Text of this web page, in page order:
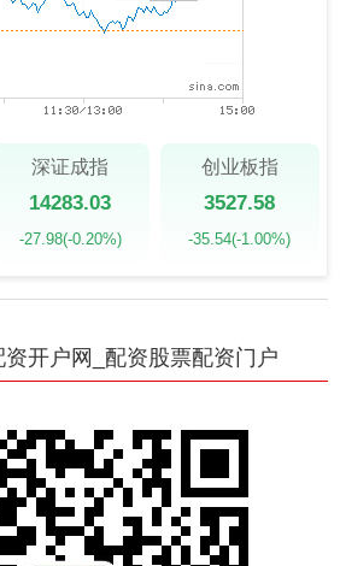
深证成指
14283.03
-27.98(-0.20%)
创业板指
3527.58
-35.54(-1.00%)
开户网_配资股票配资门户